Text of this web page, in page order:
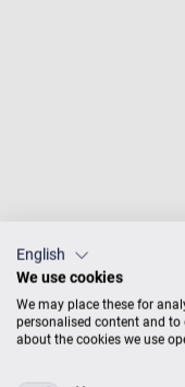
English
We use cookies
We may place these for
personalised content and to
about the cookies we use